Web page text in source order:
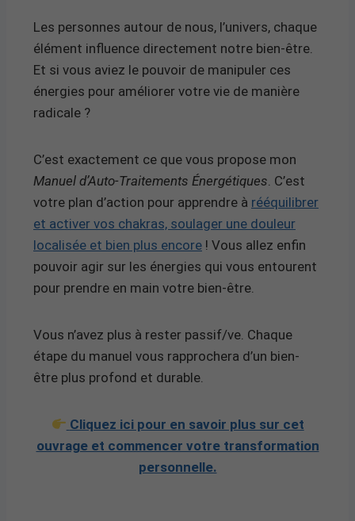
Les personnes autour de nous, l’univers, chaque
élément influence directement notre bien-être.
Et si vous aviez le pouvoir de manipuler ces
énergies pour améliorer votre vie de manière
radicale ?
C’est exactement ce que vous propose mon
Manuel d’Auto-Traitements Énergétiques . C’est
votre plan d’action pour apprendre à rééquilibrer
et activer vos chakras, soulager une douleur
localisée et bien plus encore ! Vous allez enfin
pouvoir agir sur les énergies qui vous entourent
pour prendre en main votre bien-être.
Vous n’avez plus à rester passif/ve. Chaque
étape du manuel vous rapprochera d’un bien-
être plus profond et durable.
Cliquez ici pour en savoir plus sur cet
ouvrage et commencer votre transformation
personnelle.